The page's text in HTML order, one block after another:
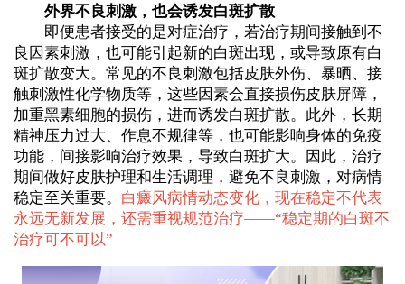
外界不良刺激，也会诱发白斑扩散
即便患者接受的是对症治疗，若治疗期间接触到不
良因素刺激，也可能引起新的白斑出现，或导致原有白
斑扩散变大。常见的不良刺激包括皮肤外伤、暴晒、接
触刺激性化学物质等，这些因素会直接损伤皮肤屏障，
加重黑素细胞的损伤，进而诱发白斑扩散。此外，长期
精神压力过大、作息不规律等，也可能影响身体的免疫
功能，间接影响治疗效果，导致白斑扩大。因此，治疗
期间做好皮肤护理和生活调理，避免不良刺激，对病情
稳定至关重要。 白癜风病情动态变化，现在稳定不代表
永远无新发展，还需重视规范治疗——“稳定期的白斑不
治疗可不可以”